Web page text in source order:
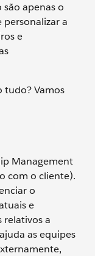
apenas o
a
e
tudo? Vamos
Management
com o cliente).
o
e
relativos a
as equipes